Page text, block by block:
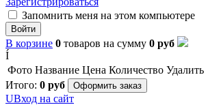
Запомнить меня на этом компьютере
Войти
В корзине 0 товаров на сумму 0 руб
Í
Фото Название Цена Количество Удалить
Итого: 0 руб Оформить заказ
UВход на сайт